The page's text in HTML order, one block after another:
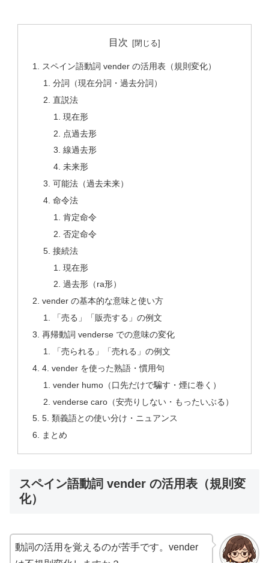
目次
スペイン語動詞 vender の活用表（規則変化）
分詞（現在分詞・過去分詞）
直説法
現在形
点過去形
線過去形
未来形
可能法（過去未来）
命令法
肯定命令
否定命令
接続法
現在形
過去形（ra形）
vender の基本的な意味と使い方
「売る」「販売する」の例文
再帰動詞 venderse での意味の変化
「売られる」「売れる」の例文
4. vender を使った熟語・慣用句
vender humo（口先だけで騙す・煙に巻く）
venderse caro（安売りしない・もったいぶる）
5. 類義語との使い分け・ニュアンス
まとめ
スペイン語動詞 vender の活用表（規則変
化）
動詞の活用を覚えるのが苦手です。vender